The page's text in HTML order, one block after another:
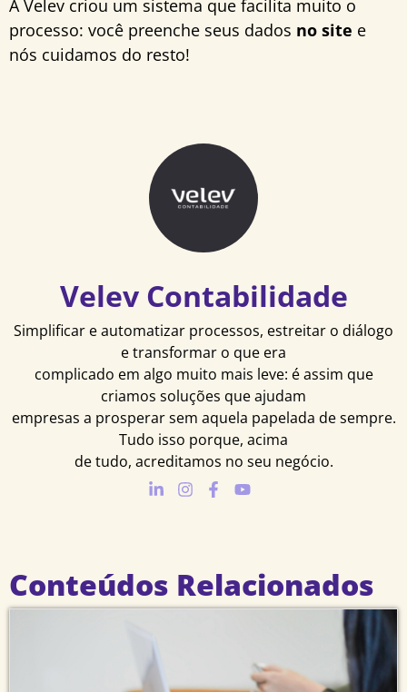
A Velev criou um sistema que facilita muito o
processo: você preenche seus dados no site e
nós cuidamos do resto!
Velev Contabilidade
Simplificar e automatizar processos, estreitar o diálogo
e transformar o que era
complicado em algo muito mais leve: é assim que
criamos soluções que ajudam
empresas a prosperar sem aquela papelada de sempre.
Tudo isso porque, acima
de tudo, acreditamos no seu negócio.
Conteúdos Relacionados